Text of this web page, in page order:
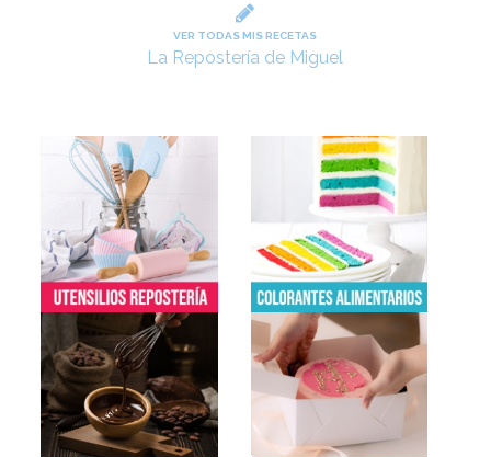
VER TODAS MIS RECETAS
La Repostería de Miguel